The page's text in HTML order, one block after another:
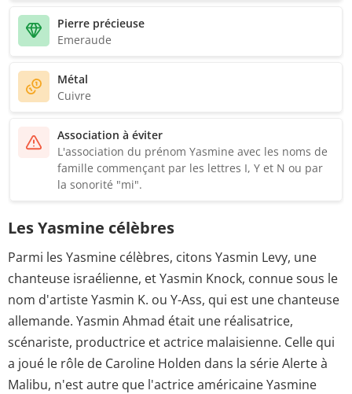
Pierre précieuse
Emeraude
Métal
Cuivre
Association à éviter
L'association du prénom Yasmine avec les noms de
famille commençant par les lettres I, Y et N ou par
la sonorité "mi".
Les Yasmine célèbres
Parmi les Yasmine célèbres, citons Yasmin Levy, une
chanteuse israélienne, et Yasmin Knock, connue sous le
nom d'artiste Yasmin K. ou Y-Ass, qui est une chanteuse
allemande. Yasmin Ahmad était une réalisatrice,
scénariste, productrice et actrice malaisienne. Celle qui
a joué le rôle de Caroline Holden dans la série Alerte à
Malibu, n'est autre que l'actrice américaine Yasmine